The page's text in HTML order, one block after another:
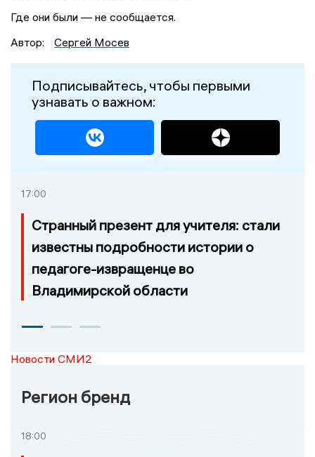
Где они были — не сообщается.
Автор:
Сергей Мосев
Подписывайтесь, чтобы первыми
узнавать о важном:
17:00
Странный презент для учителя: стали
известны подробности истории о
педагоге-извращенце во
Владимирской области
Новости СМИ2
Регион бренд
18:00